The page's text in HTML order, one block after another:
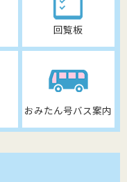
回覧板
おみたん号バス案内